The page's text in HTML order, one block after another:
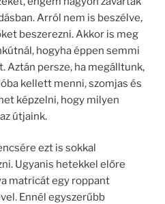
Arról nem is beszélve,
beszerezni. Akkor is meg
hogyha éppen semmi
Aztán persze, ha megálltunk,
kellett menni, szomjas és
képzelni, hogy milyen
útjaink.
ezt is sokkal
Ugyanis hetekkel előre
matricát egy roppant
Ennél egyszerűbb